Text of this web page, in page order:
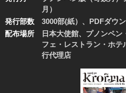
月）
発行部数
3000部(紙）、PDFダウ
配布場所
日本大使館、プノンペ
フェ・レストラン・ホ
行代理店